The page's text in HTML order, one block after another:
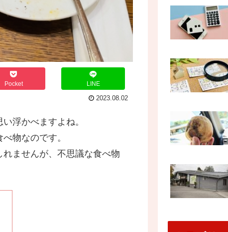
Pocket LINE
2023.08.02
浮かべますよね。
物なのです。
ませんが、不思議な食べ物